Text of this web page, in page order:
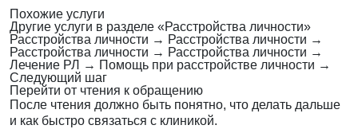
Похожие услуги
Другие услуги в разделе «Расстройства личности»
Расстройства личности → Расстройства личности →
Расстройства личности → Расстройства личности →
Лечение РЛ → Помощь при расстройстве личности →
Следующий шаг
Перейти от чтения к обращению
После чтения должно быть понятно, что делать дальше
и как быстро связаться с клиникой.